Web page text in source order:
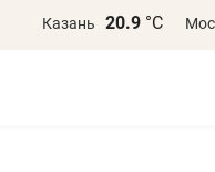
Казань 20.9 °С